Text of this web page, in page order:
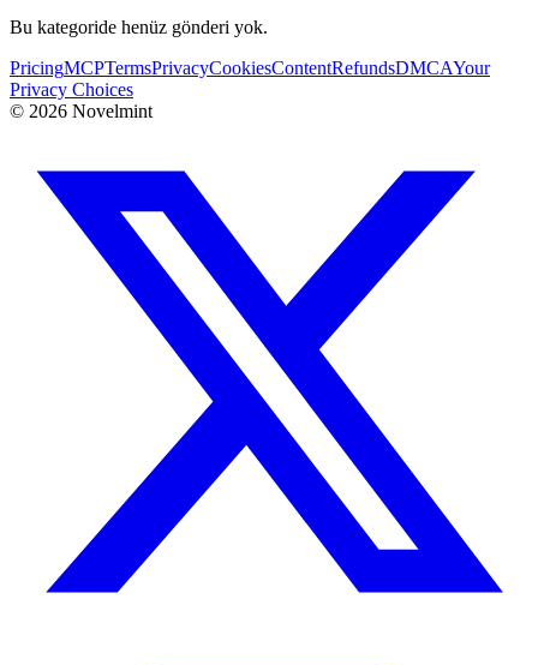
Bu kategoride henüz gönderi yok.
PricingMCPTermsPrivacyCookiesContentRefundsDMCAYour
Privacy Choices
© 2026 Novelmint